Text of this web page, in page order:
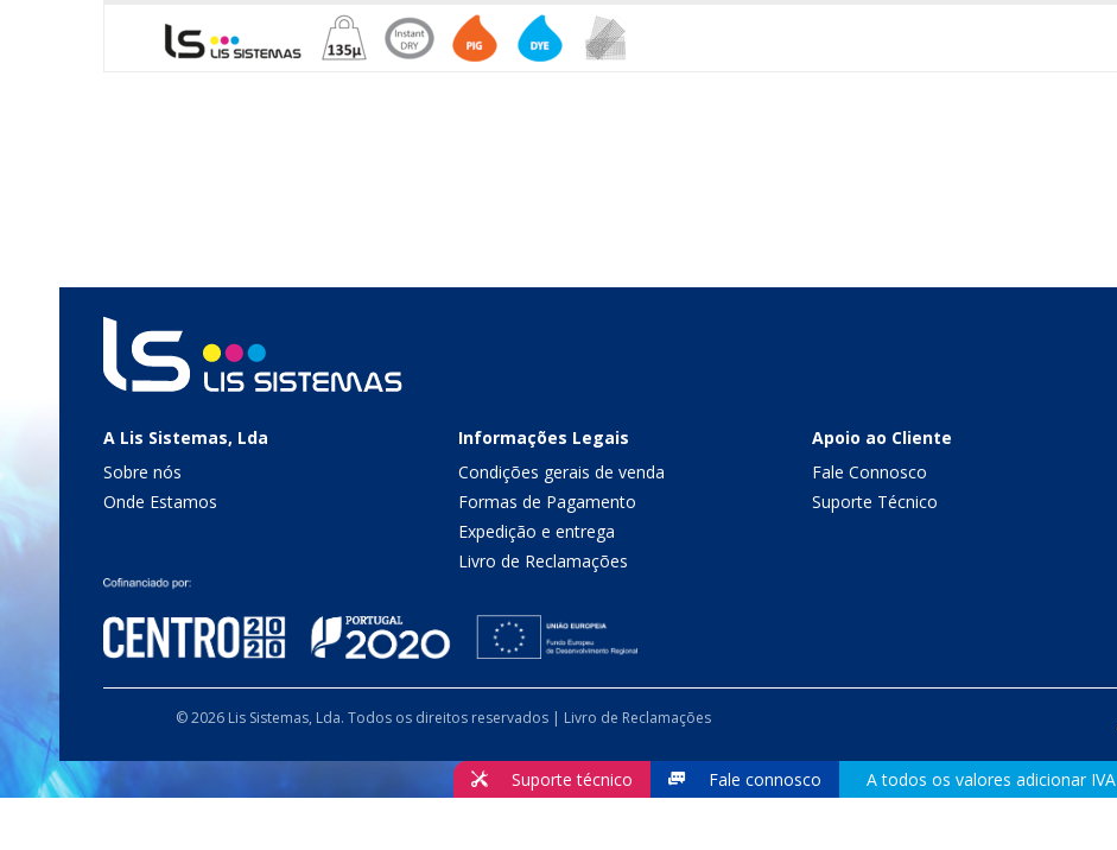
A Lis Sistemas, Lda
Sobre nós
Onde Estamos
Informações Legais
Condições gerais de venda
Formas de Pagamento
Expedição e entrega
Livro de Reclamações
Apoio ao Cliente
Fale Connosco
Suporte Técnico
© 2026 Lis Sistemas, Lda. Todos os direitos reservados | Livro de Reclamações
Suporte técnico Fale connosco A todos os valores adicionar IVA